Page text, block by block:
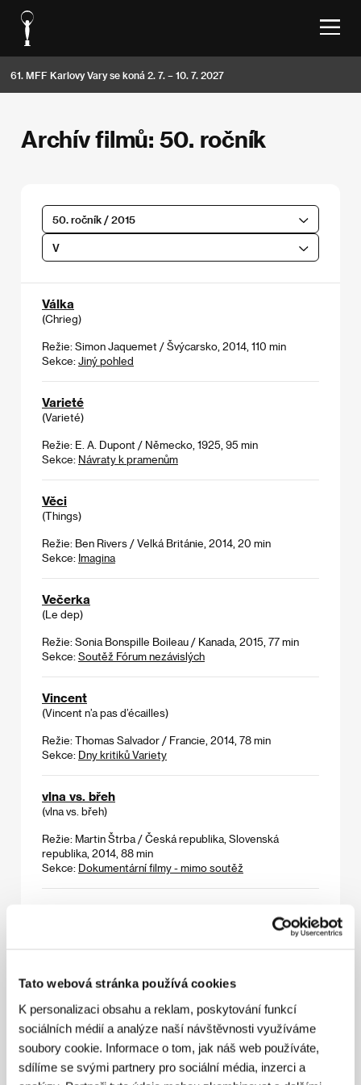
Tato webová stránka používá cookies
K personalizaci obsahu a reklam, poskytování funkcí
sociálních médií a analýze naší návštěvnosti využíváme
soubory cookie. Informace o tom, jak náš web používáte,
sdílíme se svými partnery pro sociální média, inzerci a
61. MFF Karlovy Vary se koná 2. 7. – 10. 7. 2027
Archív filmů: 50. ročník
50. ročník / 2015
V
Válka
(Chrieg)
Režie: Simon Jaquemet / Švýcarsko, 2014, 110 min
Sekce: Jiný pohled
Varieté
(Varieté)
Režie: E. A. Dupont / Německo, 1925, 95 min
Sekce: Návraty k pramenům
Věci
(Things)
Režie: Ben Rivers / Velká Británie, 2014, 20 min
Sekce: Imagina
Večerka
(Le dep)
Režie: Sonia Bonspille Boileau / Kanada, 2015, 77 min
Sekce: Soutěž Fórum nezávislých
Vincent
(Vincent n’a pas d’écailles)
Režie: Thomas Salvador / Francie, 2014, 78 min
Sekce: Dny kritiků Variety
vlna vs. břeh
(vlna vs. břeh)
Režie: Martin Štrba / Česká republika, Slovenská
republika, 2014, 88 min
Sekce: Dokumentární filmy - mimo soutěž
Všechno dobře dopadne
(Alles wird gut)
Režie: Patrick Vollrath / Rakousko, Německo, 2015,
30 min
První podání